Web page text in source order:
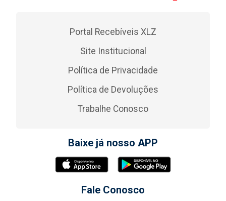
Portal Recebíveis XLZ
Site Institucional
Política de Privacidade
Política de Devoluções
Trabalhe Conosco
Baixe já nosso APP
Fale Conosco